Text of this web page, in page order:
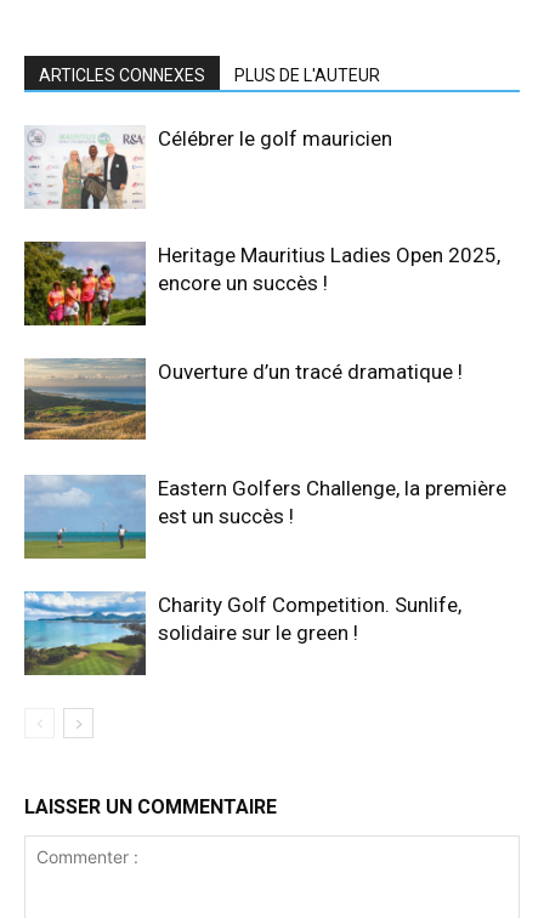
ARTICLES CONNEXES PLUS DE L'AUTEUR
Célébrer le golf mauricien
Heritage Mauritius Ladies Open 2025,
encore un succès !
Ouverture d’un tracé dramatique !
Eastern Golfers Challenge, la première
est un succès !
Charity Golf Competition. Sunlife,
solidaire sur le green !
LAISSER UN COMMENTAIRE